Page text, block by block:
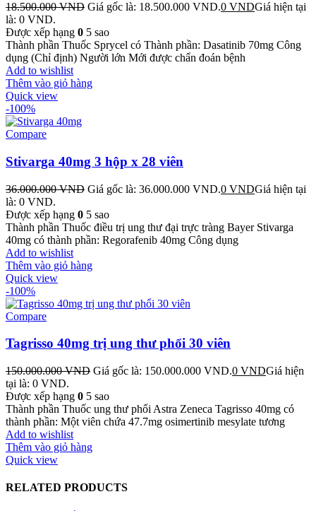
18.500.000VND Giá gốc là: 18.500.000 VND.0 VNDGiá hiện tại
là: 0 VND.
Được xếp hạng 0 5 sao
Thành phần Thuốc Sprycel có Thành phần: Dasatinib 70mg Công
dụng (Chỉ định) Người lớn Mới được chẩn đoán bệnh
Add to wishlist
Thêm vào giỏ hàng
Quick view
-100%
Compare
Stivarga 40mg 3 hộp x 28 viên
36.000.000VND Giá gốc là: 36.000.000 VND.0 VNDGiá hiện tại
là: 0 VND.
Được xếp hạng 0 5 sao
Thành phần Thuốc điều trị ung thư đại trực tràng Bayer Stivarga
40mg có thành phần: Regorafenib 40mg Công dụng
Add to wishlist
Thêm vào giỏ hàng
Quick view
-100%
Compare
Tagrisso 40mg trị ung thư phổi 30 viên
150.000.000VND Giá gốc là: 150.000.000 VND.0 VNDGiá hiện
tại là: 0 VND.
Được xếp hạng 0 5 sao
Thành phần Thuốc ung thư phổi Astra Zeneca Tagrisso 40mg có
thành phần: Một viên chứa 47.7mg osimertinib mesylate tương
Add to wishlist
Thêm vào giỏ hàng
Quick view
RELATED PRODUCTS